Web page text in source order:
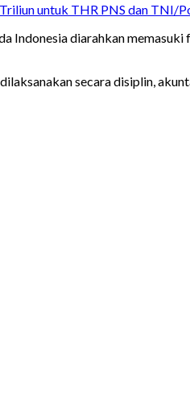
untuk THR PNS dan TNI/
Indonesia diarahkan
secara disiplin,